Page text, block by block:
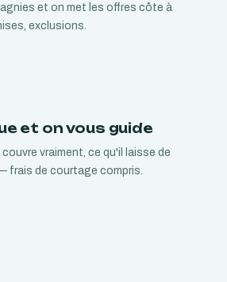
et on met les offres côte à
exclusions.
et on vous guide
vraiment, ce qu'il laisse de
frais de courtage compris.